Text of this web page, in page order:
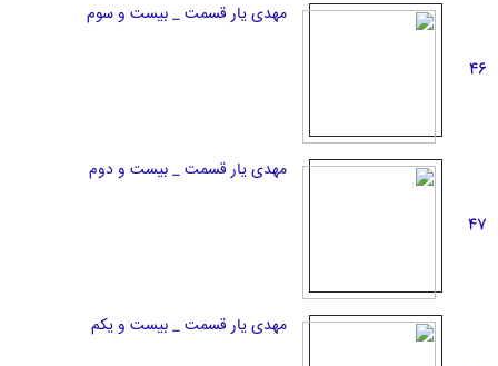
46
مهدی یار قسمت _ بیست و سوم
47
مهدی یار قسمت _ بیست و دوم
مهدی یار قسمت _ بیست و یکم